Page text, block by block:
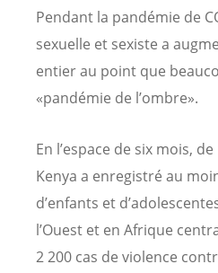
Pendant la pandémie de
sexuelle et sexiste a
entier au point que
«pandémie de l’ombre».
En l’espace de six mois,
Kenya a enregistré au
d’enfants et
l’Ouest et en Afrique
2 200 cas de violence